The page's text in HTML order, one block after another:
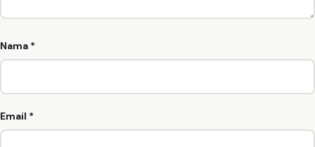
Nama *
Email *